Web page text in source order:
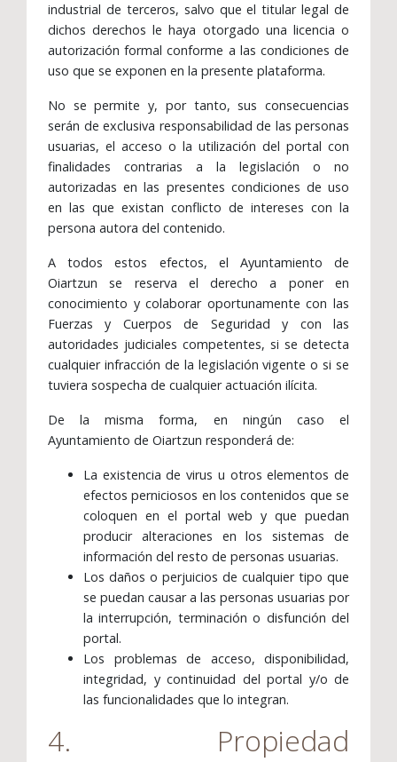
industrial de terceros, salvo que el titular legal de
dichos derechos le haya otorgado una licencia o
autorización formal conforme a las condiciones de
uso que se exponen en la presente plataforma.
No se permite y, por tanto, sus consecuencias
serán de exclusiva responsabilidad de las personas
usuarias, el acceso o la utilización del portal con
finalidades contrarias a la legislación o no
autorizadas en las presentes condiciones de uso
en las que existan conflicto de intereses con la
persona autora del contenido.
A todos estos efectos, el Ayuntamiento de
Oiartzun se reserva el derecho a poner en
conocimiento y colaborar oportunamente con las
Fuerzas y Cuerpos de Seguridad y con las
autoridades judiciales competentes, si se detecta
cualquier infracción de la legislación vigente o si se
tuviera sospecha de cualquier actuación ilícita.
De la misma forma, en ningún caso el
Ayuntamiento de Oiartzun responderá de:
La existencia de virus u otros elementos de
efectos perniciosos en los contenidos que se
coloquen en el portal web y que puedan
producir alteraciones en los sistemas de
información del resto de personas usuarias.
Los daños o perjuicios de cualquier tipo que
se puedan causar a las personas usuarias por
la interrupción, terminación o disfunción del
portal.
Los problemas de acceso, disponibilidad,
integridad, y continuidad del portal y/o de
las funcionalidades que lo integran.
4. Propiedad